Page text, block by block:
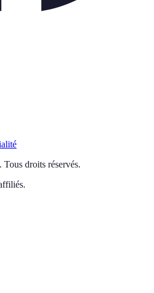
. Tous droits réservés.